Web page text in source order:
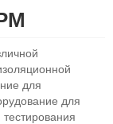
для
для